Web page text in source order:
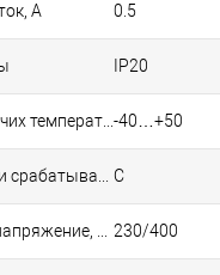
А 0.5
IP20
-40…+50
C
230/400